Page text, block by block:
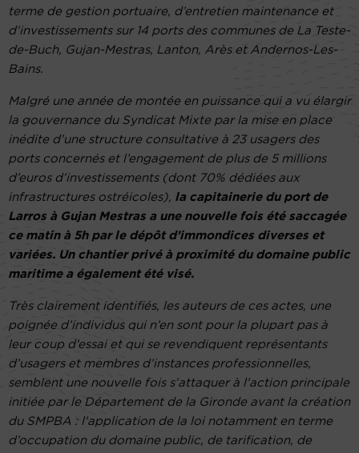
terme de gestion portuaire, d’entretien maintenance et
d’investissements sur 14 ports des communes de La Teste-
de-Buch, Gujan-Mestras, Lanton, Arès et Andernos-Les-
Bains.
Malgré une année de montée en puissance qui a vu élargir
la gouvernance du Syndicat Mixte par la mise en place
inédite d’une structure consultative à 23 usagers des
ports concernés et l’engagement de plus de 5 millions
d’euros d’investissements (dont 70% dédiées aux
infrastructures ostréicoles), la capitainerie du port de
Larros à Gujan Mestras a une nouvelle fois été saccagée
ce matin à 5h par le dépôt d’immondices diverses et
variées. Un chantier privé à proximité du domaine public
maritime a également été visé.
Très clairement identifiés, les auteurs de ces actes, une
poignée d’individus qui n’en sont pour la plupart pas à
leur coup d’essai et qui se revendiquent représentants
d’usagers et membres d’instances professionnelles,
semblent une nouvelle fois s’attaquer à l’action principale
initiée par le Département de la Gironde avant la création
du SMPBA : l’application de la loi notamment en terme
d’occupation du domaine public, de tarification, de